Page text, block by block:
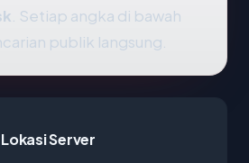
. Setiap angka di bawah
publik langsung.
Server